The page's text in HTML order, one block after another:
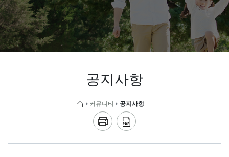
공지사항
커뮤니티 공지사항